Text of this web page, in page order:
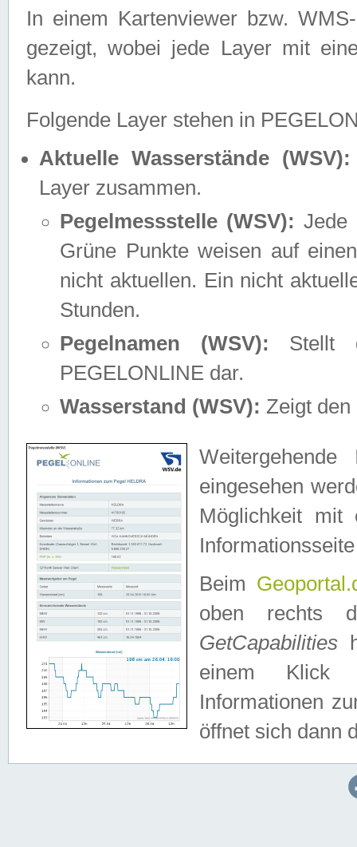
In einem Kartenviewer bzw.
gezeigt, wobei jede Layer mit
kann.
Folgende Layer stehen in
Aktuelle Wasserstände (WSV):
Layer zusammen.
Pegelmessstelle (WSV): Jede
Grüne Punkte weisen auf
nicht aktuellen. Ein nicht
Stunden.
Pegelnamen (WSV): Stellt
PEGELONLINE dar.
Wasserstand (WSV): Zeigt den
eingesehen
Möglichkeit mit
Beim
oben rechts
GetCapabilities
einem Klick
Informationen
öffnet sich dann